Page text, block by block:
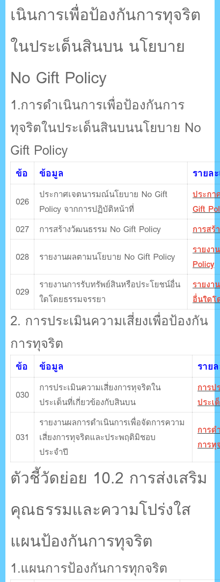
เนินการเพื่อป้องกันการทุจริต
ในประเด็นสินบน นโยบาย
No Gift Policy
1.การดําเนินการเพื่อป้องกันการ
ทุจริตในประเด็นสินบนนโยบาย No
Gift Policy
ข้อ ข้อมูล รายล
026
ประกาศเจตนารมณ์นโยบาย No Gift
Policy จากการปฏิบัติหน้าที่
ประก
Gift
027
การสร้างวัฒนธรรม No Gift Policy การสร้
028 รายงานผลตามนโยบาย No Gift Policy
รายงา
Policy
029
รายงานการรับทรัพย์สินหรือประโยชน์อื่น
ใดโดยธรรมจรรยา
รายงา
อื่นใดโ
2. การประเมินความเสี่ยงเพื่อป้องกัน
การทุจริต
ข้อ ข้อมูล ราย
030
การประเมินความเสี่ยงการทุจริตใน
ประเด็นที่เกี่ยวข้องกับสินบน
การป
ประเ
031
รายงานผลการดําเนินการเพื่อจัดการความ
เสี่ยงการทุจริตและประพฤติมิชอบ
ประจําปี
การดํ
การ
ตัวชี้วัดย่อย 10.2 การส่งเสริม
คุณธรรมและความโปร่งใส
แผนป้องกันการทุจริต
1.แผนการป้องกันการทุกจริต